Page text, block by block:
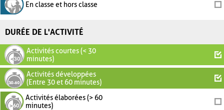
En classe et hors classe
DURÉE DE L'ACTIVITÉ
Activités courtes (< 30
minutes)
Activités développées
(Entre 30 et 60 minutes)
Activités élaborées (> 60
minutes)